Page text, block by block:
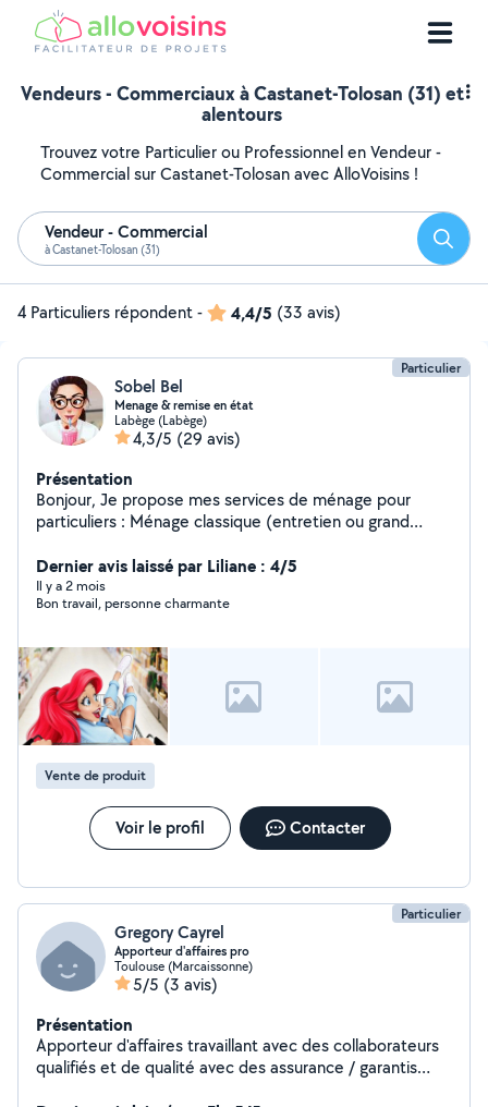
Vendeurs - Commerciaux à Castanet-Tolosan (31) et
alentours
Trouvez votre Particulier ou Professionnel en Vendeur -
Commercial sur Castanet-Tolosan avec AlloVoisins !
Vendeur - Commercial
à Castanet-Tolosan (31)
4 Particuliers répondent- 4,4/5 (33 avis)
Particulier
Sobel Bel
Menage & remise en état
Labège (Labège)
4,3/5 (29 avis)
Présentation
Bonjour, Je propose mes services de ménage pour
particuliers : Ménage classique (entretien ou grand
déménagement, situations difficiles) fin de chantier
Rangement et organisation des espaces Gestion du
linge (entretien ou grand nettoyage) Nettoyage voiture
Rapide et efficace Disponible rapidement Je m'adapte
à chaque situation pour un résultat propre et agréable
N'hésitez pas à me contacter
Dernier avis laissé par Liliane : 4/5
Il y a 2 mois
Bon travail, personne charmante
Vente de produit
Voir le profil Contacter
Particulier
Gregory Cayrel
Apporteur d'affaires pro
Toulouse (Marcaissonne)
5/5 (3 avis)
Présentation
Apporteur d'affaires travaillant avec des collaborateurs
qualifiés et de qualité avec des assurance / garantis